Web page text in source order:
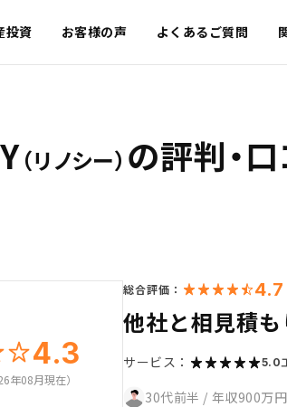
投資 お客様の声 よくあるご質問
（リノシー） の評判・
4.3
年08月現在）
総合評価： 4.7
他社と相見積も
サービス： 5.0
30代前半 / 年収900万